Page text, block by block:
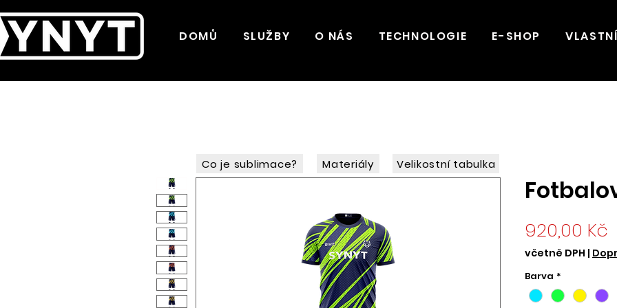
DOMŮ SLUŽBY O NÁS TECHNOLOGIE E-SHOP
920,00 Kč
včetně DPH |
Barva *
Velikostní tabulka
Materiály
Co je sublimace?